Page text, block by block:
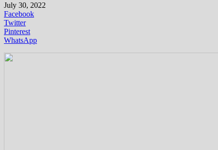
July 30, 2022
Facebook
Twitter
Pinterest
WhatsApp